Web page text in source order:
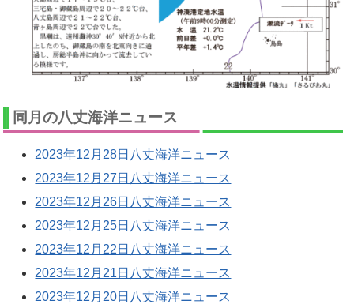
同月の八丈海洋ニュース
2023年12月28日八丈海洋ニュース
2023年12月27日八丈海洋ニュース
2023年12月26日八丈海洋ニュース
2023年12月25日八丈海洋ニュース
2023年12月22日八丈海洋ニュース
2023年12月21日八丈海洋ニュース
2023年12月20日八丈海洋ニュース